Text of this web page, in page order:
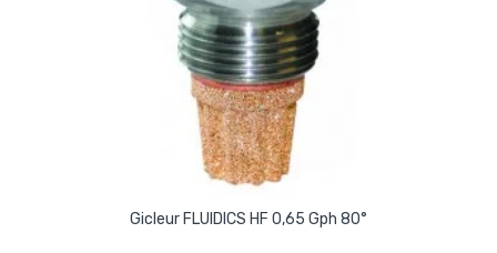
Gicleur FLUIDICS HF 0,65 Gph 80°